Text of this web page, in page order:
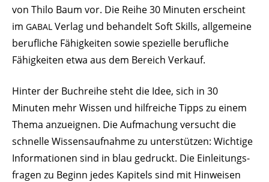
von Thilo Baum vor. Die Reihe 30 Minuten erscheint
im GABAL Verlag und behandelt Soft Skills, allge­meine
beruf­liche Fähig­keiten sowie spezielle beruf­liche
Fähig­keiten etwa aus dem Bereich Verkauf.
Hinter der Buch­reihe steht die Idee, sich in 30
Minuten mehr Wissen und hilf­reiche Tipps zu einem
Thema anzu­eignen. Die Aufma­chung versucht die
schnelle Wissens­auf­nahme zu unter­stützen: Wichtige
Infor­ma­tionen sind in blau gedruckt. Die Einlei­tungs­
fragen zu Beginn jedes Kapitels sind mit Hinweisen